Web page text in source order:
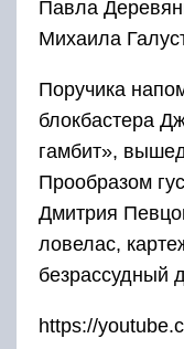
Павла
Михаила
Поручика
блокбастера
гамбит»,
Прообразом
Дмитрия
ловелас,
безрассудный
https://